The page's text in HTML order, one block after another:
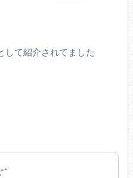
して紹介されてました